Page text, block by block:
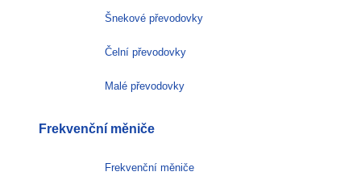
Šnekové převodovky
Čelní převodovky
Malé převodovky
Frekvenční měniče
Frekvenční měniče